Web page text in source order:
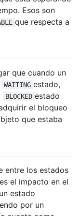
Esos son
que respecta a
que cuando un
WAITING estado,
BLOCKED estado
el bloqueo
que estaba
entre los estados
el impacto en el
estado
por un